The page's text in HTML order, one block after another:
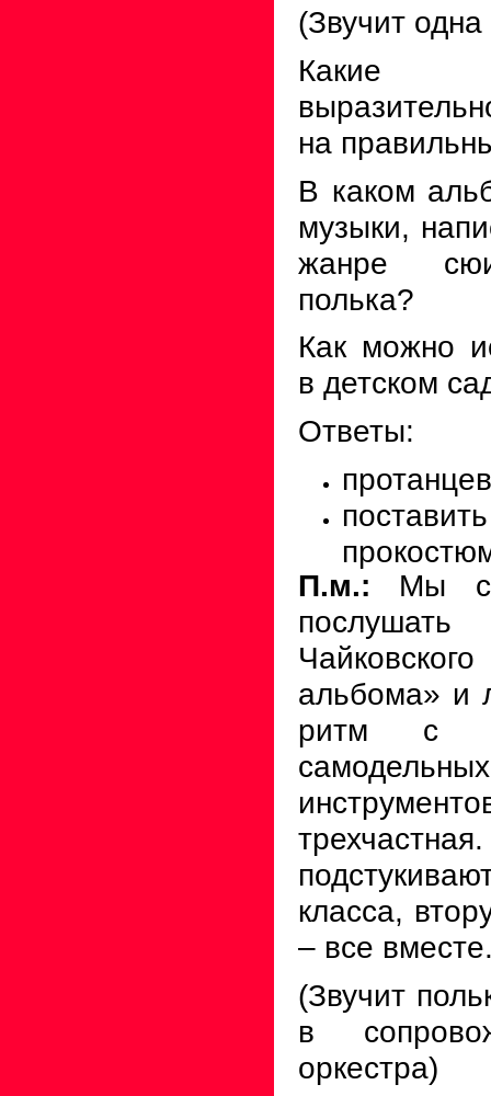
(Звучит одна
Какие
на
В каком
музыки,
жанре
полька?
Как можно
в детском
Ответы:
П.м.: Мы с
альбома» и
ритм с
класса,
– все
(Звучит
в
оркестра)